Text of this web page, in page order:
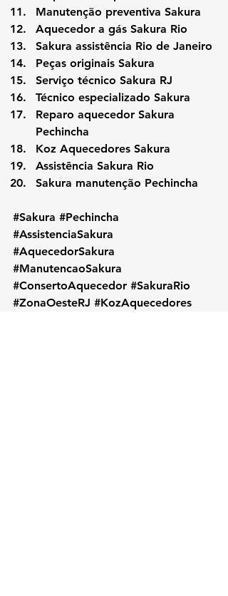
Manutenção preventiva Sakura
Aquecedor a gás Sakura Rio
Sakura assistência Rio de Janeiro
Peças originais Sakura
Serviço técnico Sakura RJ
Técnico especializado Sakura
Reparo aquecedor Sakura
Pechincha
Koz Aquecedores Sakura
Assistência Sakura Rio
Sakura manutenção Pechincha
#Sakura #Pechincha
#AssistenciaSakura
#AquecedorSakura
#ManutencaoSakura
#ConsertoAquecedor #SakuraRio
#ZonaOesteRJ #KozAquecedores